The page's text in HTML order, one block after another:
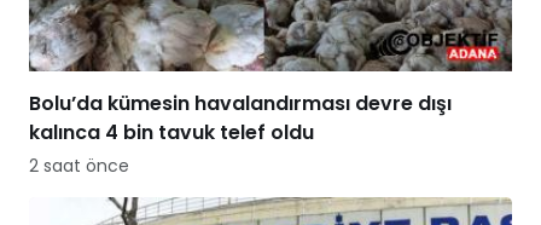
Bolu’da kümesin havalandırması devre dışı
kalınca 4 bin tavuk telef oldu
2 saat önce